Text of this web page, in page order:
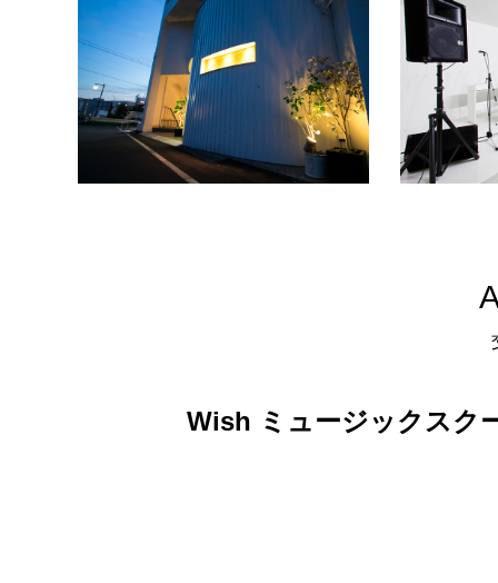
Wish ミュージックスク